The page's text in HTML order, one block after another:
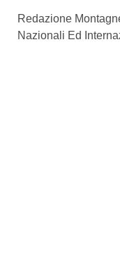
Redazione
Nazionali Ed